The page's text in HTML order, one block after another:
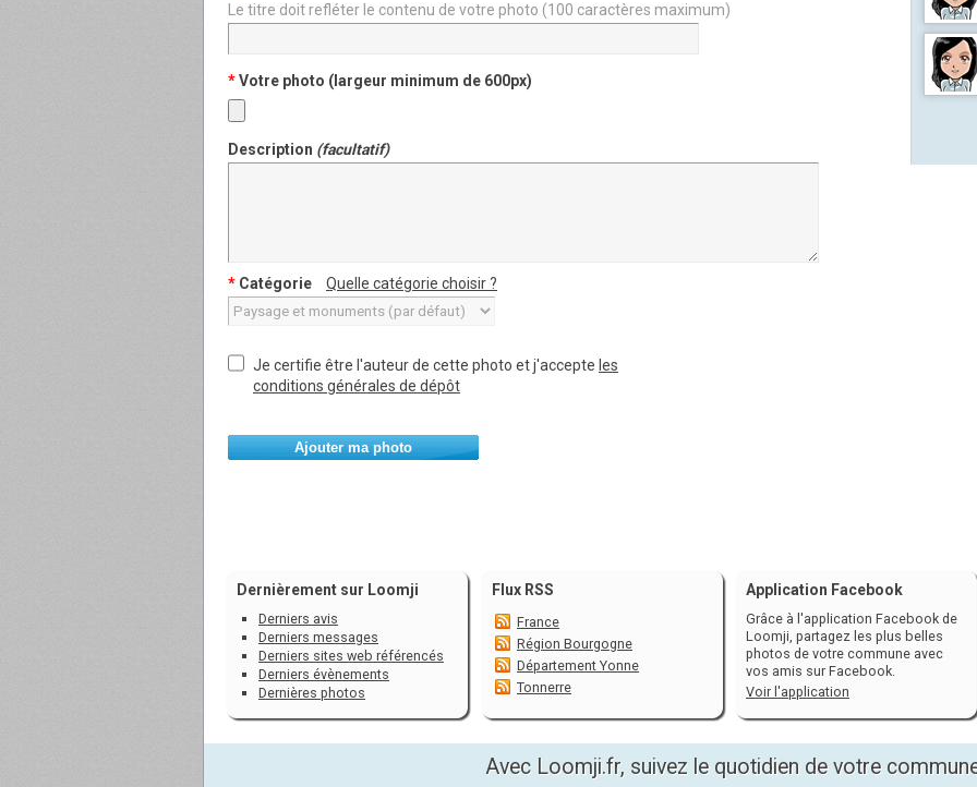
Le titre doit refléter le contenu de votre photo (100 caractères maximum)
*Votre photo (largeur minimum de 600px)
Description (facultatif)
* Catégorie Quelle catégorie choisir ?
Je certifie être l'auteur de cette photo et j'accepte les
conditions générales de dépôt
Ajouter ma photo
Dernièrement sur Loomji
Derniers avis
Derniers messages
Derniers sites web référencés
Derniers évènements
Dernières photos
Flux RSS
France
Région Bourgogne
Département Yonne
Tonnerre
Application Facebook
Grâce à l'application Facebook de
Loomji, partagez les plus belles
photos de votre commune avec
vos amis sur Facebook.
Voir l'application
Avec Loomji.fr, suivez le quotidien de votre